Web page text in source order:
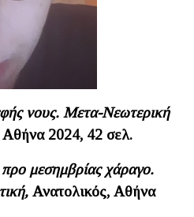
νους. Μετα-Νεωτερική
Αθήνα 2024, 42 σελ.
μεσημβρίας χάραγο.
Ανατολικός, Αθήνα